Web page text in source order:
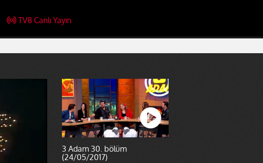
TV8 Canlı Yayın
3 Adam 30. bölüm
(24/05/2017)